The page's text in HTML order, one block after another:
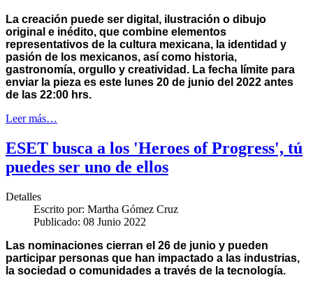
La creación puede ser digital, ilustración o dibujo
original e inédito, que combine elementos
representativos de la cultura mexicana, la identidad y
pasión de los mexicanos, así como historia,
gastronomía, orgullo y creatividad. La fecha límite para
enviar la pieza es este lunes 20 de junio del 2022 antes
de las 22:00 hrs.
Leer más…
ESET busca a los 'Heroes of Progress', tú
puedes ser uno de ellos
Detalles
Escrito por: Martha Gómez Cruz
Publicado: 08 Junio 2022
Las nominaciones cierran el 26 de junio y pueden
participar personas que han impactado a las industrias,
la sociedad o comunidades a través de la tecnología.